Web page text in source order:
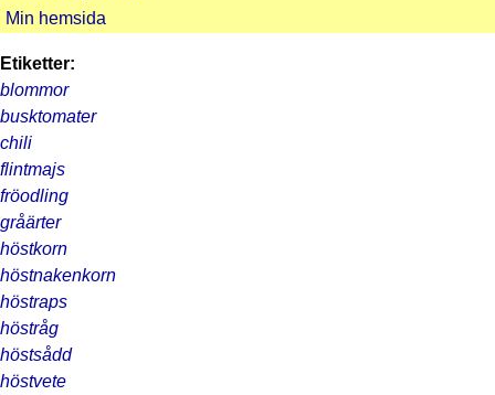
Min hemsida
Etiketter:
blommor
busktomater
chili
flintmajs
fröodling
gråärter
höstkorn
höstnakenkorn
höstraps
höstråg
höstsådd
höstvete